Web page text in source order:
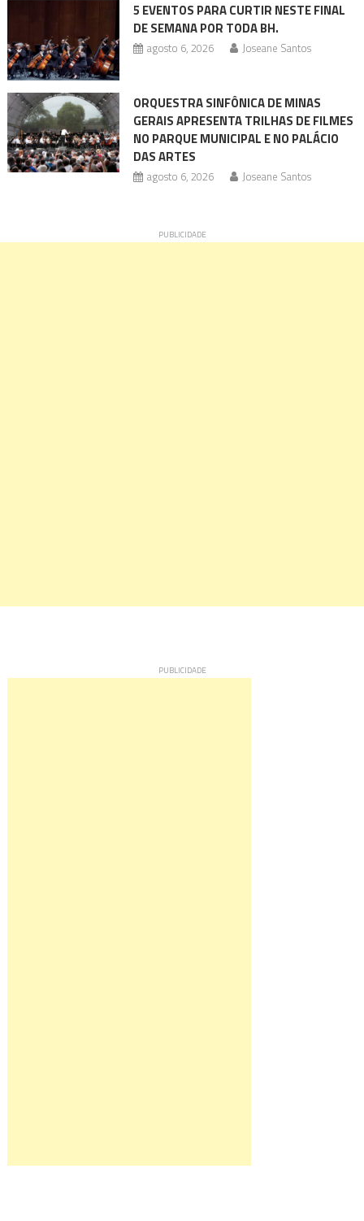
5 EVENTOS PARA CURTIR NESTE FINAL
DE SEMANA POR TODA BH.
agosto 6, 2026 Joseane Santos
ORQUESTRA SINFÔNICA DE MINAS
GERAIS APRESENTA TRILHAS DE FILMES
NO PARQUE MUNICIPAL E NO PALÁCIO
DAS ARTES
agosto 6, 2026 Joseane Santos